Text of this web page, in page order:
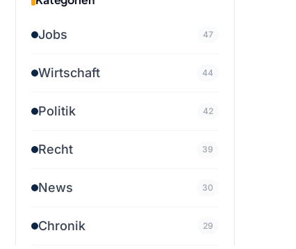
Jobs 47
Wirtschaft 44
Politik 42
Recht 39
News 30
Chronik 29